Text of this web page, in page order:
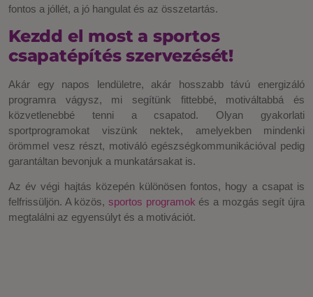
fontos a jóllét, a jó hangulat és az összetartás.
Kezdd el most a sportos
csapatépítés szervezését!
Akár egy napos lendületre, akár hosszabb távú energizáló
programra vágysz, mi segítünk fittebbé, motiváltabbá és
közvetlenebbé tenni a csapatod. Olyan gyakorlati
sportprogramokat viszünk nektek, amelyekben mindenki
örömmel vesz részt, motiváló egészségkommunikációval pedig
garantáltan bevonjuk a munkatársakat is.
Az év végi hajtás közepén különösen fontos, hogy a csapat is
felfrissüljön. A közös, sportos programok és a mozgás segít újra
megtalálni az egyensúlyt és a motivációt.